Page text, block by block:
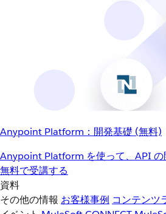
Anypoint Platform：開発基礎 (無料)
Anypoint Platform を使って、API の
無料で受講する
資料
その他の情報 お客様事例 コンテンツ